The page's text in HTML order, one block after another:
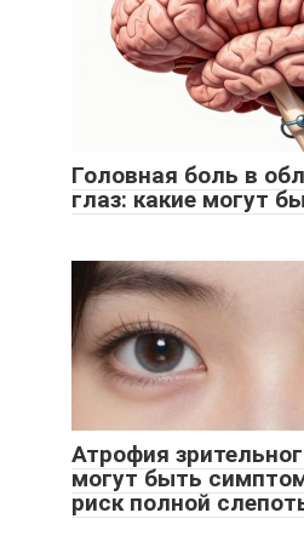
Головная боль в
глаз: какие могут
Атрофия
могут быть
риск полной